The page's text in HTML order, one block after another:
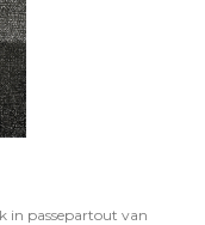
in passepartout van